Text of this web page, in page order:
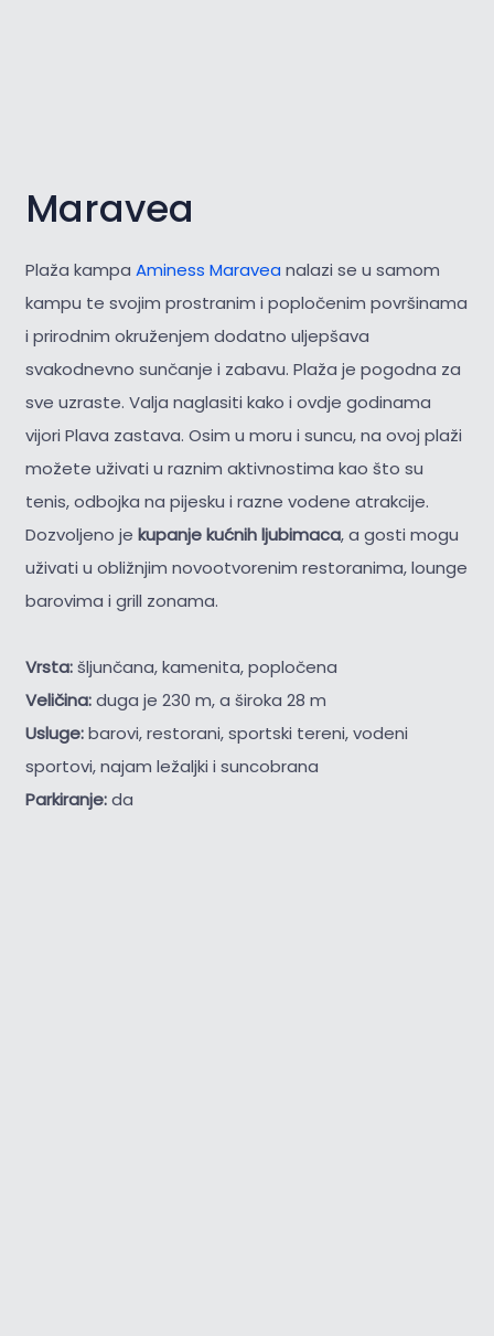
Maravea
Plaža kampa Aminess Maravea nalazi se u samom
kampu te svojim prostranim i popločenim površinama
i prirodnim okruženjem dodatno uljepšava
svakodnevno sunčanje i zabavu. Plaža je pogodna za
sve uzraste. Valja naglasiti kako i ovdje godinama
vijori Plava zastava. Osim u moru i suncu, na ovoj plaži
možete uživati u raznim aktivnostima kao što su
tenis, odbojka na pijesku i razne vodene atrakcije.
Dozvoljeno je kupanje kućnih ljubimaca, a gosti mogu
uživati u obližnjim novootvorenim restoranima, lounge
barovima i grill zonama.
Vrsta:šljunčana, kamenita, popločena
Veličina:duga je 230 m, a široka 28 m
Usluge:barovi, restorani, sportski tereni, vodeni
sportovi, najam ležaljki i suncobrana
Parkiranje:da